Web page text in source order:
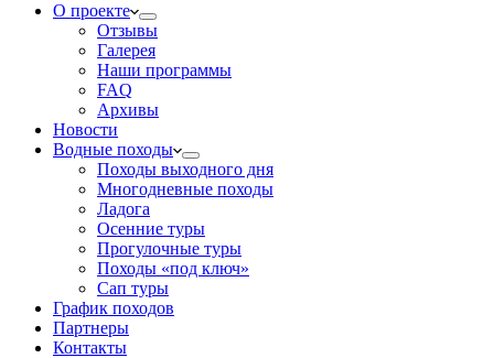
О проекте
Отзывы
Галерея
Наши программы
FAQ
Архивы
Новости
Водные походы
Походы выходного дня
Многодневные походы
Ладога
Осенние туры
Прогулочные туры
Походы «под ключ»
Сап туры
График походов
Партнеры
Контакты